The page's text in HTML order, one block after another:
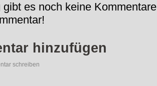
gibt es noch keine
hinzufügen
schreiben